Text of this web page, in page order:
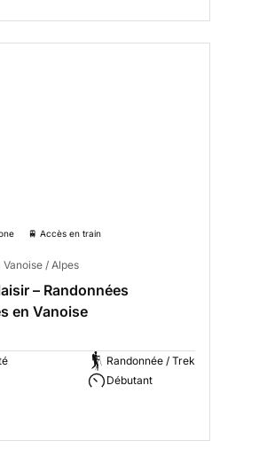
🚆 Accès en train
Vanoise / Alpes
– Randonnées
en Vanoise
Randonnée / Trek
Débutant